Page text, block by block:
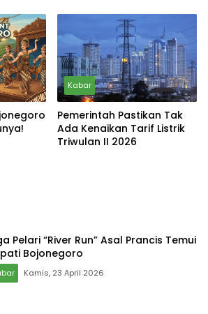
Kabar
Pemerintah Pastikan Tak
Ada Kenaikan Tarif Listrik
Triwulan II 2026
Pelari “River Run” Asal Prancis Temui
Bojonegoro
Kamis, 23 April 2026